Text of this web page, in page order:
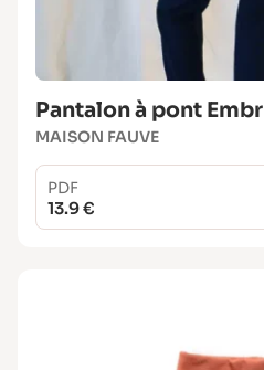
Pantalon à pont
MAISON FAUVE
PDF
13.9 €